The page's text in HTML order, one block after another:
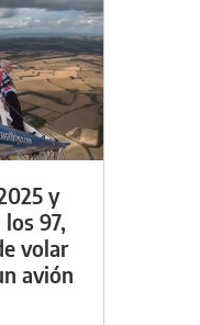
y
97,
volar
avión